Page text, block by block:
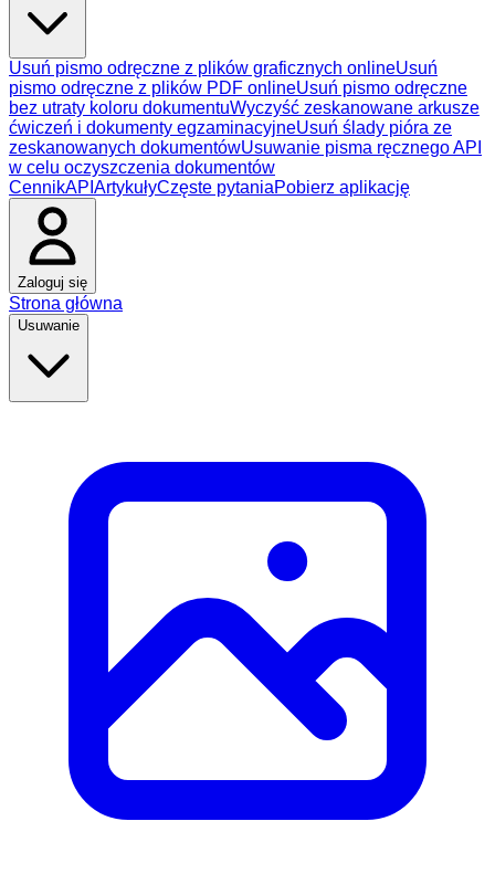
Usuń pismo odręczne z plików graficznych onlineUsuń
pismo odręczne z plików PDF onlineUsuń pismo odręczne
bez utraty koloru dokumentuWyczyść zeskanowane arkusze
ćwiczeń i dokumenty egzaminacyjneUsuń ślady pióra ze
zeskanowanych dokumentówUsuwanie pisma ręcznego API
w celu oczyszczenia dokumentów
CennikAPI ArtykułyCzęste pytaniaPobierz aplikację
Zaloguj się
Strona główna
Usuwanie